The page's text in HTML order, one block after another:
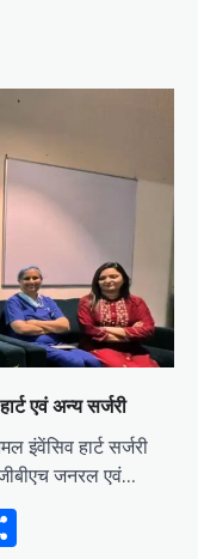
एवं अन्य सर्जरी
इंवेंसिव हार्ट सर्जरी
जनरल एवं…